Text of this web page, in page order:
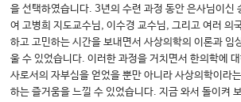
을 선택하였습니다. 3년의 수련 과정 동안 은사님이신
여 고병희 지도교수님, 이수경 교수님, 그리고 여러 의
하고 고민하는 시간을 보내면서 사상의학의 이론과 임
울 수 있었습니다. 이러한 과정을 거치면서 한의학에
사로서의 자부심을 얻었을 뿐만 아니라 사상의학이라
하는 즐거움을 느낄 수 있었습니다. 지금 와서 돌이켜